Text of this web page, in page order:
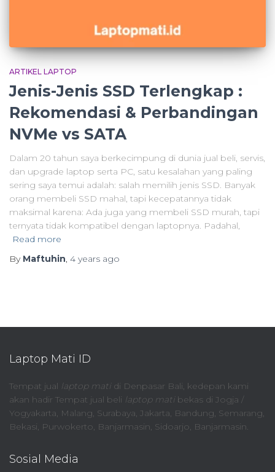
ARTIKEL LAPTOP
Jenis-Jenis SSD Terlengkap :
Rekomendasi & Perbandingan
NVMe vs SATA
Dalam 20 tahun saya berkecimpung di dunia jual beli, servis,
dan upgrade laptop serta PC, satu kesalahan yang paling
sering saya temui adalah: salah memilih jenis SSD. Banyak
orang membeli SSD mahal, tapi kecepatannya tidak
maksimal karena: Ada juga yang membeli SSD murah, tapi
ternyata tidak kompatibel dengan laptopnya. Padahal,
Read more
By Maftuhin, 4 years ago
Laptop Mati ID
Tempat jual laptop matidi Denpasar Bali, kedepan kami
akan hadir Tempat jual beli laptop matibekas di Jogja /
Yogyakarta, Malang, Surabaya, Jakarta, Bandung, Semarang,
Bekasi, Purwokerto, Banjarmasin, Sidoarjo, Banjarmasin.
Sosial Media